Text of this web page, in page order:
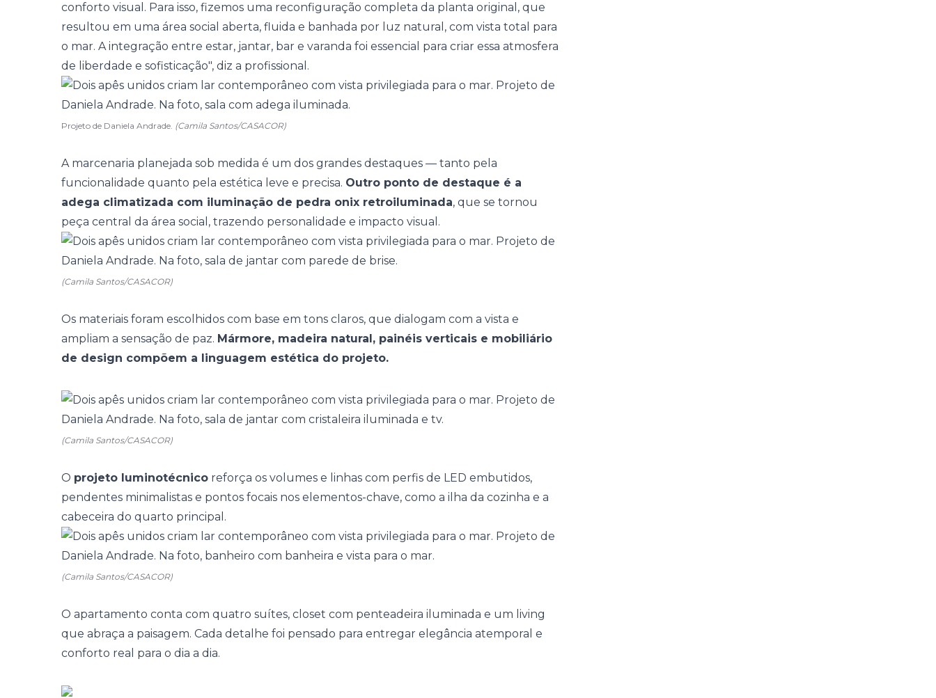
conforto visual. Para isso, fizemos uma reconfiguração completa da planta original, que
resultou em uma área social aberta, fluida e banhada por luz natural, com vista total para
o mar. A integração entre estar, jantar, bar e varanda foi essencial para criar essa atmosfera
de liberdade e sofisticação", diz a profissional.
Projeto de Daniela Andrade. (Camila Santos/CASACOR)
A marcenaria planejada sob medida é um dos grandes destaques — tanto pela
funcionalidade quanto pela estética leve e precisa. Outro ponto de destaque é a
adega climatizada com iluminação de pedra onix retroiluminada, que se tornou
peça central da área social, trazendo personalidade e impacto visual.
(Camila Santos/CASACOR)
Os materiais foram escolhidos com base em tons claros, que dialogam com a vista e
ampliam a sensação de paz. Mármore, madeira natural, painéis verticais e mobiliário
de design compõem a linguagem estética do projeto.
(Camila Santos/CASACOR)
O projeto luminotécnico reforça os volumes e linhas com perfis de LED embutidos,
pendentes minimalistas e pontos focais nos elementos-chave, como a ilha da cozinha e a
cabeceira do quarto principal.
(Camila Santos/CASACOR)
O apartamento conta com quatro suítes, closet com penteadeira iluminada e um living
que abraça a paisagem. Cada detalhe foi pensado para entregar elegância atemporal e
conforto real para o dia a dia.